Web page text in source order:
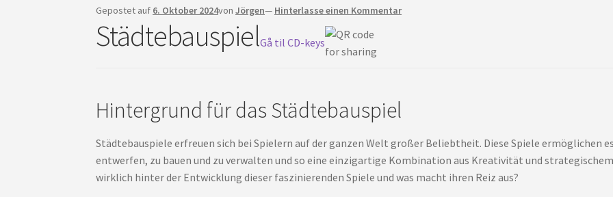
Gepostet auf 6. Oktober 2024vonJörgen— Hinterlasse einen Kommentar
StädtebauspielGå til CD-keys
Hintergrund für das Städtebauspiel
Städtebauspiele erfreuen sich bei Spielern auf der ganzen Welt großer Beliebtheit. Diese Spiele ermöglichen
entwerfen, zu bauen und zu verwalten und so eine einzigartige Kombination aus Kreativität und
wirklich hinter der Entwicklung dieser faszinierenden Spiele und was macht ihren Reiz aus?